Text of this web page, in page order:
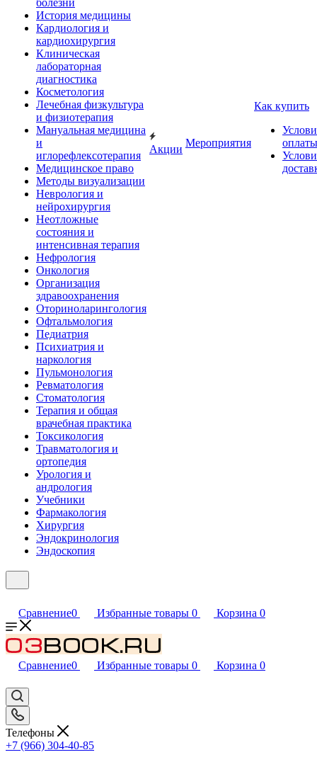
болезни
История медицины
Кардиология и
кардиохирургия
Клиническая
лабораторная
диагностика
Косметология
Лечебная физкультура
и физиотерапия
Мануальная медицина
и
иглорефлексотерапия
Медицинское право
Методы визуализации
Неврология и
нейрохирургия
Неотложные
состояния и
интенсивная терапия
Нефрология
Онкология
Организация
здравоохранения
Оториноларингология
Офтальмология
Педиатрия
Психиатрия и
наркология
Пульмонология
Ревматология
Стоматология
Терапия и общая
врачебная практика
Токсикология
Травматология и
ортопедия
Урология и
андрология
Учебники
Фармакология
Хирургия
Эндокринология
Эндоскопия
Акции
Мероприятия
Как купить
оплаты
Сравнение0 Избранные товары 0 Корзина 0
Сравнение0 Избранные товары 0 Корзина 0
Телефоны
+7 (966) 304-40-85